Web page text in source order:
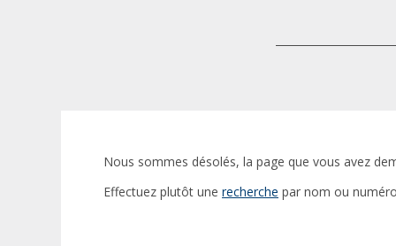
Nous sommes désolés, la page que vous avez
Effectuez plutôt une recherche par nom ou